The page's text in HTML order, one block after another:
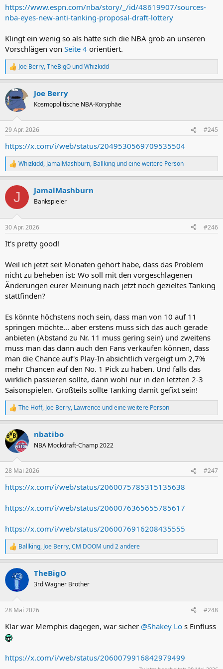
incentivize losing while drawing lottery balls for all 16 qualifying
teams. It also incentivizes winning, particularly during the second
half of the season, as the teams ranked near the bottom three
them work for victories to stay out of the relegation zone.
https://www.espn.com/nba/story/_/id/48619907/sources-
nba-eyes-new-anti-tanking-proposal-draft-lottery
Klingt ein wenig so als hätte sich die NBA grob an unseren
Vorschlägen von Seite 4 orientiert.
R
e
k
t
i
e
:
Joe Berry,TheBigO undWhizkidd
Joe Berry
Kosmopolitische NBA-Koryphäe
29 Apr. 2026 #245
https://x.com/i/web/status/2049530569709535504
R
e
k
i
e
:
Whizkidd, JamalMashburn, Ballking und eine weitere Person
J JamalMashburn
Bankspieler
30 Apr. 2026 #246
It's pretty good!
Weil ich jetzt seit Monaten gehört habe, dass das Problem
nicht zu beheben ist: Wo soll mit den vorgeschlagenen
Änderungen eurer Meinung nach jetzt noch gezieltes Tanking
stattfinden?
Es könnte höchstens noch sein, dass man von 10 auf 11
springen möchte... aber erstens muss sich das auch gerade
anbieten (Abstand zu Nr. 11 muss gering sein) und zweitens
muss man das dann auch den Fans verkaufen können, dass
man die Chance auf's Play-In absichtlich vergeigt um 2,7%
mehr Chancen auf den No. 1 Pick zu haben. Und falls das
wirklich passieren sollte, dann wohl nur in den letzten 2-3
Saisonspielen. Großteils sollte Tanking damit gefixt sein!
R
e
k
t
i
e
:
The Hoff, Joe Berry, Lawrence und eine weitere Person
nbatibo
NBA Mockdraft-Champ 2022
28 Mai 2026 #247
https://x.com/i/web/status/2060075785315135638
https://x.com/i/web/status/2060076365655785617
https://x.com/i/web/status/2060076916208435555
R
e
k
i
e
:
Ballking, Joe Berry,CM DOOM und 2 andere
TheBigO
3rd Wagner Brother
28 Mai 2026 #248
Klar war Memphis dagegen, war sicher @Shakey Lo s Einfluss
https://x.com/i/web/status/2060079916842979499